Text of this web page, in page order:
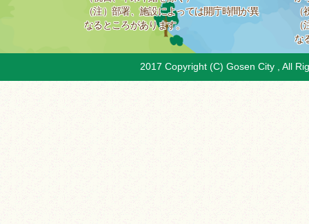
（注）部署、施設によっては開庁時間が異
なるところがあります。
な
2017 Copyright (C) Gosen City , All